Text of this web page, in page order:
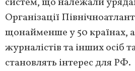
Організації
щонайменше у 50 країнах,
журналістів та інших осіб
становлять інтерес для РФ.